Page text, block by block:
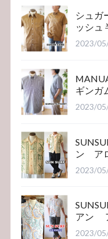
シュガ
2023/
ギンガ
ンダウ
2023/
ン ア
ャツ
2023/
アン
ンター
2023/